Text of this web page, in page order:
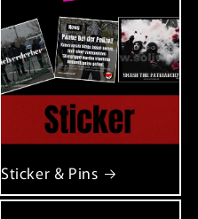
Sticker & Pins